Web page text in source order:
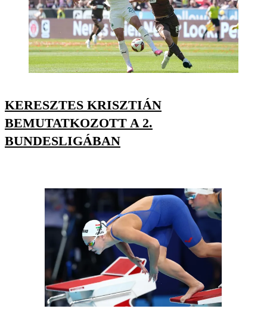
KERESZTES KRISZTIÁN
BEMUTATKOZOTT A 2.
BUNDESLIGÁBAN